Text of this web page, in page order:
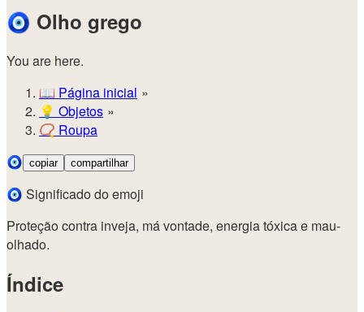
🧿 Olho grego
You are here.
📖 Página inicial
💡️ Objetos
📿 Roupa
🧿 copiar compartilhar
🧿 Significado do emoji
Proteção contra inveja, má vontade, energia tóxica e mau-
olhado.
Índice